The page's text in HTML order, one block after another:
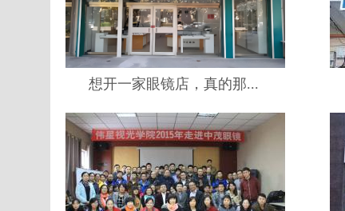
想开一家眼镜店，真的那...